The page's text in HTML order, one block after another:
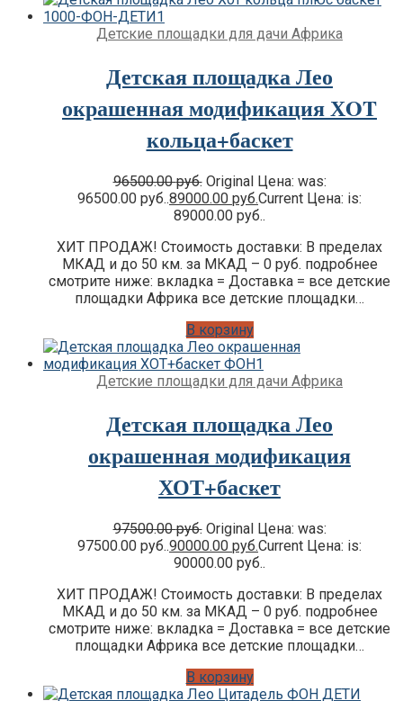
Детские площадки для дачи Африка
Детская площадка Лео
окрашенная модификация ХOT
кольца+баскет
96500.00руб. Original Цена: was:
96500.00 руб..89000.00 руб.Current Цена: is:
89000.00 руб..
ХИТ ПРОДАЖ! Стоимость доставки: В пределах
МКАД и до 50 км. за МКАД – 0 руб. подробнее
смотрите ниже: вкладка = Доставка = все детские
площадки Африка все детские площадки…
В корзину
Детские площадки для дачи Африка
Детская площадка Лео
окрашенная модификация
ХОТ+баскет
97500.00руб. Original Цена: was:
97500.00 руб..90000.00 руб.Current Цена: is:
90000.00 руб..
ХИТ ПРОДАЖ! Стоимость доставки: В пределах
МКАД и до 50 км. за МКАД – 0 руб. подробнее
смотрите ниже: вкладка = Доставка = все детские
площадки Африка все детские площадки…
В корзину